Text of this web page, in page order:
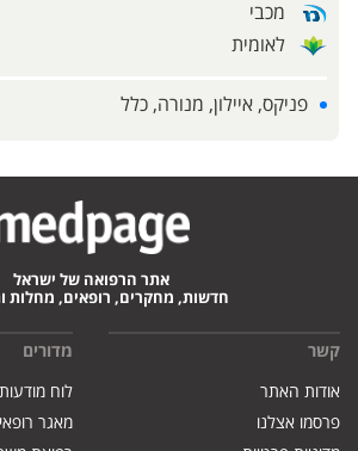
מכבי
לאומית
פניקס, איילון, מנורה, כלל
אתר הרפואה של ישראל
חדשות, מחקרים, רופאים, מחלות
קשר
אודות האתר
פרסמו אצלנו
מדורים
לוח מודעות
מאגר